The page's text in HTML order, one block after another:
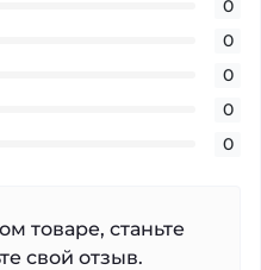
0
0
0
0
0
товаре, станьте
свой отзыв.